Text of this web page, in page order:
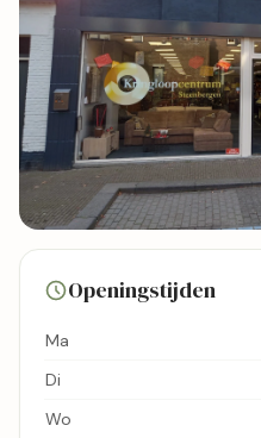
Bekijk kaart
Openingstijden
Ma
Di
Wo